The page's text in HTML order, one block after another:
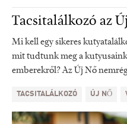
Tacsitalálkozó az
Mi kell egy sikeres
mit tudtunk meg a
emberekről? Az Új Nő
TACSITALÁLKOZÓ ÚJ NŐ